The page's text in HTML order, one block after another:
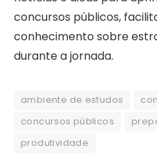
concursos públicos,
conhecimento sobre
durante a jornada.
ambiente de estudos
concursos públicos
produtividade